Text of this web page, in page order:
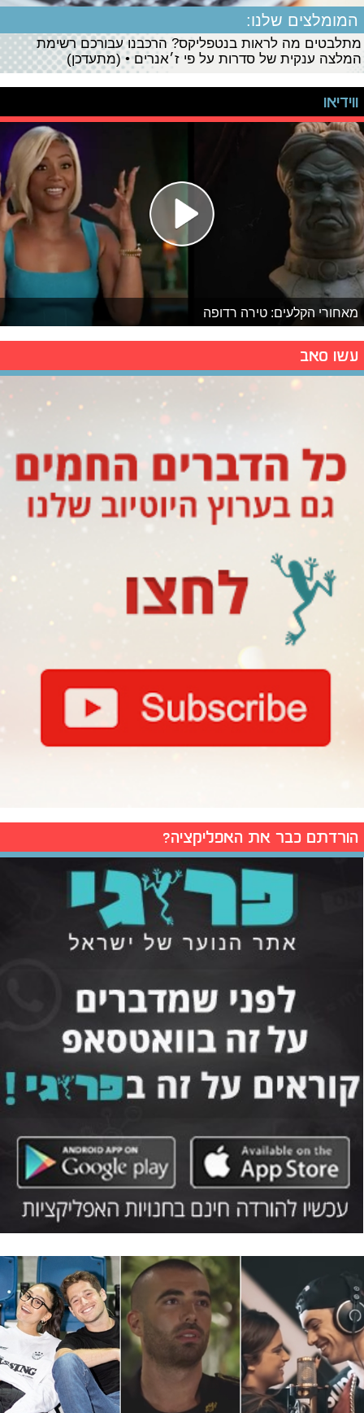
המומלצים שלנו:
מתלבטים מה לראות בנטפליקס? הרכבנו עבורכם רשימת
המלצה ענקית של סדרות על פי ז׳אנרים • (מתעדכן)
ווידיאו
מאחורי הקלעים: טירה רדופה
עשו סאב
הורדתם כבר את האפליקציה?